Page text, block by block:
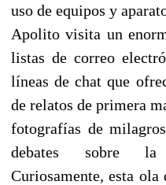
uso de equipos y
Apolito visita un
listas de correo
líneas de chat que
de relatos de primera
fotografías de
debates sobre la
Curiosamente, esta